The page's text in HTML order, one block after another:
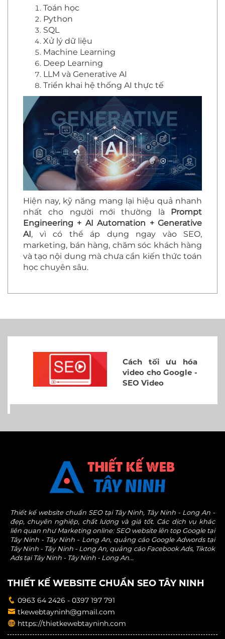
Toán học
Python
SQL
Xử lý dữ liệu
Machine Learning
Deep Learning
LLM và Generative AI
Triển khai hệ thống AI thực tế
Hiện nay, kỹ năng mang lại hiệu quả nhanh
nhất cho người mới thường là Prompt
Engineering + AI Automation + Generative
AI, vì có thể áp dụng ngay vào SEO,
marketing, bán hàng, chăm sóc khách hàng
và tạo nội dung mà chưa cần kiến thức toán
học chuyên sâu.
Cách tối ưu hóa
video cho Google -
SEO Video
Thiết kế website chuẩn SEO tại Tây Ninh, Tây Ninh - Long An -
đẹp, chuyên nghiệp, chất lượng và giá tốt. Các dịch vụ khác
liên quan như Marketing online: SEO website lên top Google tại
Tây Ninh - Tây Ninh - Long An, quảng cáo Google Adwords tại
Tây Ninh - Tây Ninh - Long An, quảng cáo Facebook Ads, Tiktok
Ads tại Tây Ninh - Tây Ninh - Long An...
THIẾT KẾ WEBSITE CHUẨN SEO TÂY NINH
0963 64 2426 - 0397 197 791
tkewebtayninh@gmail.com
https://thietkewebtayninh.com